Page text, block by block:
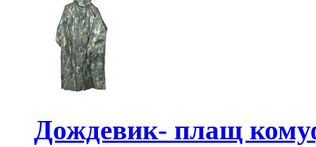
Дождевик- плащ